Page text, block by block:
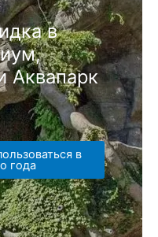
в
Аквапарк
в
года